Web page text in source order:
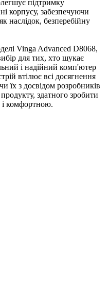
підтримку
корпусу, забезпечуючи
наслідок, безперебійну
Vinga Advanced D8068,
для тих, хто шукає
і надійний комп'ютер
втілює всі досягнення
їх з досвідом розробників
здатного зробити
комфортною.